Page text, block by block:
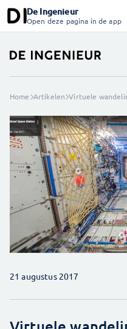
De Ingenieur
Open deze pagina in de app
Home Artikelen Virtuele
21 augustus 2017